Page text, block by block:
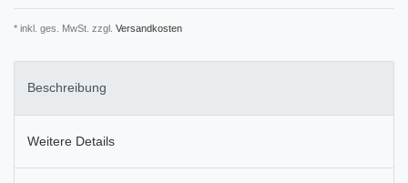
* inkl. ges. MwSt. zzgl. Versandkosten
Beschreibung
Weitere Details